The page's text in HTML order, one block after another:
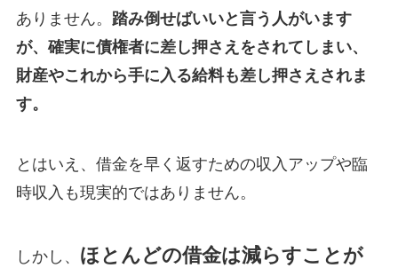
ありません。 踏み倒せばいいと言う人がいます
が、確実に債権者に差し押さえをされてしまい、
財産やこれから手に入る給料も差し押さえされま
す。
とはいえ、借金を早く返すための収入アップや臨
時収入も現実的ではありません。
しかし、 ほとんどの借金は減らすことが